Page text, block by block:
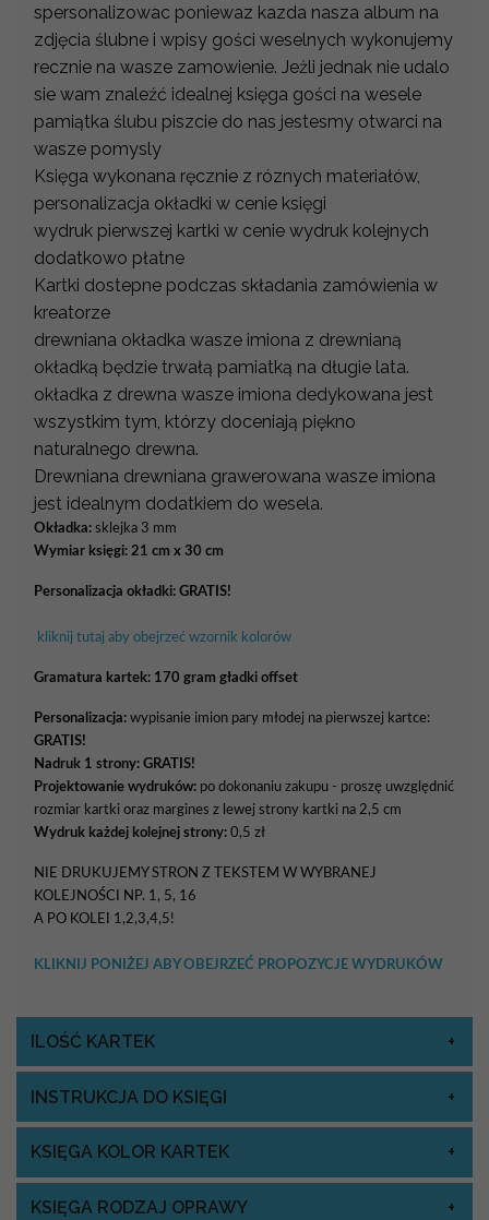
spersonalizowac poniewaz kazda nasza album na
zdjęcia ślubne i wpisy gości weselnych wykonujemy
recznie na wasze zamowienie. Jeżli jednak nie udalo
sie wam znaleźć idealnej księga gości na wesele
pamiątka ślubu piszcie do nas jestesmy otwarci na
wasze pomysly
Księga wykonana ręcznie z róznych materiałów,
personalizacja okładki w cenie księgi
wydruk pierwszej kartki w cenie wydruk kolejnych
dodatkowo płatne
Kartki dostepne podczas składania zamówienia w
kreatorze
drewniana okładka wasze imiona z drewnianą
okładką będzie trwałą pamiatką na długie lata.
okładka z drewna wasze imiona dedykowana jest
wszystkim tym, którzy doceniają piękno
naturalnego drewna.
Drewniana drewniana grawerowana wasze imiona
jest idealnym dodatkiem do wesela.
Okładka: sklejka 3 mm
Wymiar księgi: 21 cm x 30 cm
Personalizacja okładki: GRATIS!
kliknij tutaj aby obejrzeć wzornik kolorów
Gramatura kartek: 170 gram gładki offset
Personalizacja: wypisanie imion pary młodej na pierwszej kartce:
GRATIS!
Nadruk 1 strony: GRATIS!
Projektowanie wydruków: po dokonaniu zakupu - proszę uwzględnić
rozmiar kartki oraz margines z lewej strony kartki na 2,5 cm
Wydruk każdej kolejnej strony: 0,5 zł
NIE DRUKUJEMY STRON Z TEKSTEM W WYBRANEJ
KOLEJNOŚCI NP. 1, 5, 16
A PO KOLEI 1,2,3,4,5!
KLIKNIJ PONIŻEJ ABY OBEJRZEĆ PROPOZYCJE WYDRUKÓW
ILOŚĆ KARTEK
INSTRUKCJA DO KSIĘGI
KSIĘGA KOLOR KARTEK
KSIĘGA RODZAJ OPRAWY